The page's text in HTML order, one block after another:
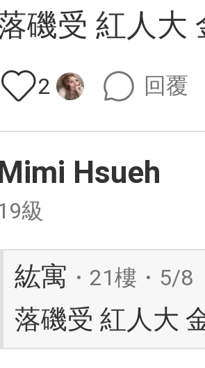
磯受 紅人大
2 回覆
Hsueh
級
紘寓 ・21樓・5/8
落磯受 紅人大